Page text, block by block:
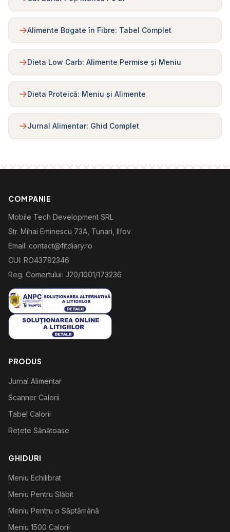
Alimente Bogate în Fibre: Tabel Complet
Dieta Low Carb: Alimente Permise și Meniu
Dieta Proteică: Meniu și Alimente
Jurnal Alimentar: Ghid Complet
COMPANIE
Mobile Tech Development SRL
Str. Mihai Eminescu 73A, Tunari, Ilfov
Email: contact@fitdiary.ro
CUI: RO43792346
Reg. Comertului: J20/1001/173236
PRODUS
Jurnal Alimentar
Scanner Calorii
Tabel Calorii
Rețete Sănătoase
GHIDURI
Meniu Echilibrat
Meniu Pentru Slăbit
Meniu Pentru o Săptămână
Meniu 1500 Calorii